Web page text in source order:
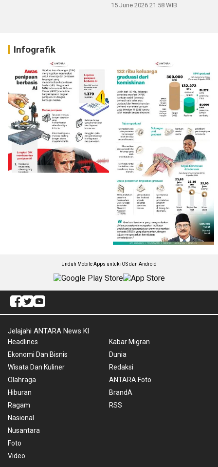
15 June 2026 21:58 WIB
Infografik
Unduh Mobile Apps untuk iOS dan Android
Jelajahi ANTARA News Kl
Headlines
Ekonomi Dan Bisnis
Wisata Dan Kuliner
Olahraga
Hiburan
Ragam
Nasional
Nusantara
Foto
Video
Kabar Migran
Dunia
Redaksi
ANTARA Foto
BrandA
RSS